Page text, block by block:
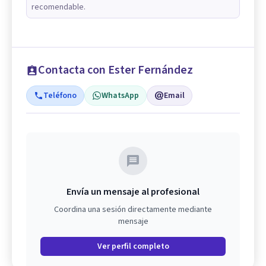
recomendable.
Contacta con Ester Fernández
Teléfono WhatsApp Email
Envía un mensaje al profesional
Coordina una sesión directamente mediante
mensaje
Ver perfil completo